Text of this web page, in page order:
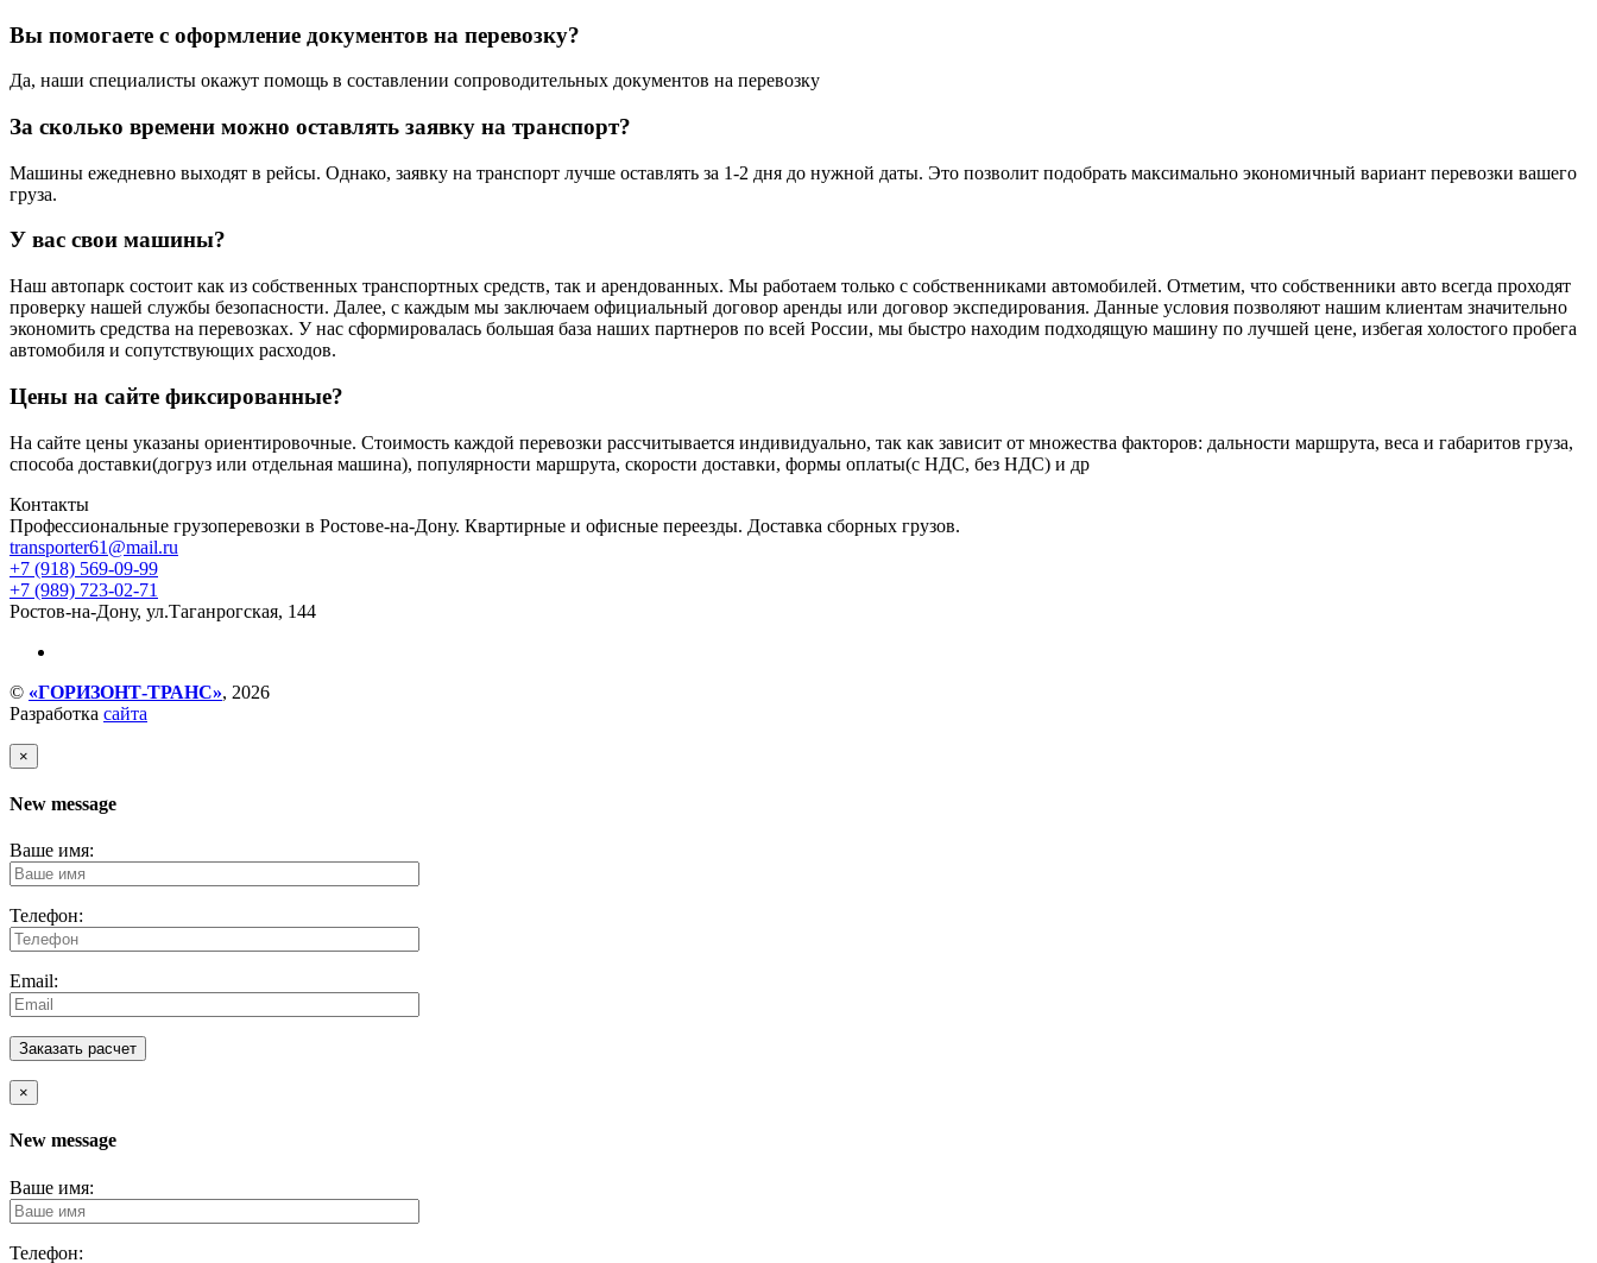
Вы помогаете с оформление документов на перевозку?
Да, наши специалисты окажут помощь в составлении сопроводительных документов на перевозку
За сколько времени можно оставлять заявку на транспорт?
Машины ежедневно выходят в рейсы. Однако, заявку на транспорт лучше оставлять за 1-2 дня до нужной даты. Это позволит подобрать максимально экономичный вариант перевозки вашего
груза.
У вас свои машины?
Наш автопарк состоит как из собственных транспортных средств, так и арендованных. Мы работаем только с собственниками автомобилей. Отметим, что собственники авто всегда проходят
проверку нашей службы безопасности. Далее, с каждым мы заключаем официальный договор аренды или договор экспедирования. Данные условия позволяют нашим клиентам значительно
экономить средства на перевозках. У нас сформировалась большая база наших партнеров по всей России, мы быстро находим подходящую машину по лучшей цене, избегая холостого пробега
автомобиля и сопутствующих расходов.
Цены на сайте фиксированные?
На сайте цены указаны ориентировочные. Стоимость каждой перевозки рассчитывается индивидуально, так как зависит от множества факторов: дальности маршрута, веса и габаритов груза,
способа доставки(догруз или отдельная машина), популярности маршрута, скорости доставки, формы оплаты(с НДС, без НДС) и др
Контакты
Профессиональные грузоперевозки в Ростове-на-Дону. Квартирные и офисные переезды. Доставка сборных грузов.
transporter61@mail.ru
+7 (918) 569-09-99
+7 (989) 723-02-71
Ростов-на-Дону, ул.Таганрогская, 144
© «ГОРИЗОНТ-ТРАНС», 2026
Разработка сайта
×
New message
Ваше имя:
Телефон:
Email:
×
New message
Ваше имя:
Телефон: